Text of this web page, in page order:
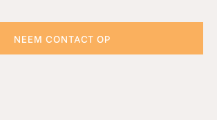
NEEM CONTACT OP